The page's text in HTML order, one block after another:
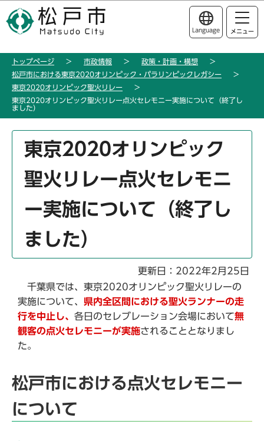
の
ー
このページの本文へ移動
Language メニュー
トップページ 市政情報
政策・計画・構想
松戸市における東京2020オリンピック・パラリンピックレガシー
東京2020オリンピック聖火リレー
東京2020オリンピック聖火リレー点火セレモニー実施について（終了し
ました）
東京2020オリンピック
聖火リレー点火セレモニ
ー実施について（終了し
ました）
更新日：2022年2月25日
千葉県では、東京2020オリンピック聖火リレーの
実施について、 県内全区間における聖火ランナーの走
行を中止し、 各日のセレブレーション会場において無
観客の点火セレモニーが実施されることとなりまし
た。
松戸市における点火セレモニー
について